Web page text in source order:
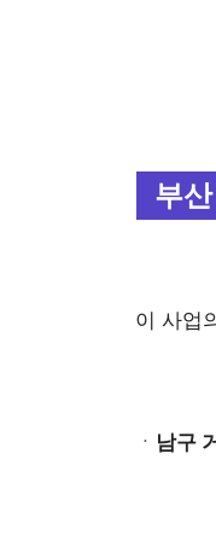
부
이 사업
ㆍ 남구